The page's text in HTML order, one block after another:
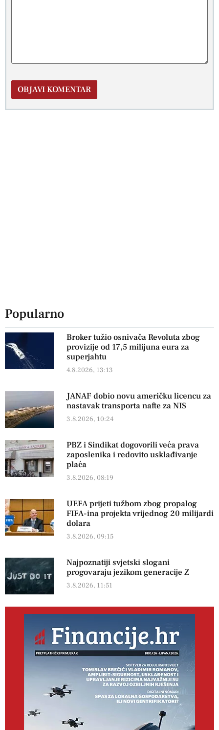
Popularno
Broker tužio osnivača Revoluta zbog
provizije od 17,5 milijuna eura za
superjahtu
4.8.2026, 13:13
JANAF dobio novu američku licencu za
nastavak transporta nafte za NIS
3.8.2026, 10:24
PBZ i Sindikat dogovorili veća prava
zaposlenika i redovito usklađivanje
plaća
3.8.2026, 08:19
UEFA prijeti tužbom zbog propalog
FIFA-ina projekta vrijednog 20 milijardi
dolara
3.8.2026, 09:15
Najpoznatiji svjetski slogani
progovaraju jezikom generacije Z
3.8.2026, 11:51